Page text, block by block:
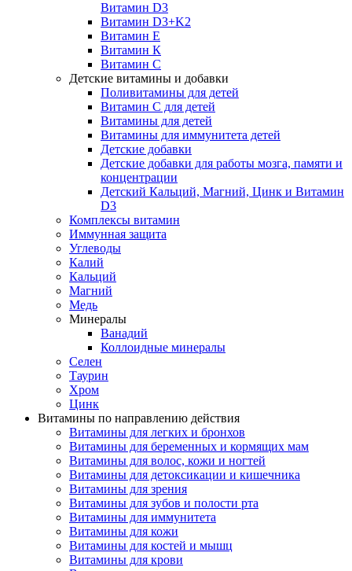
Витамин D3
Витамин D3+K2
Витамин Е
Витамин К
Витамин С
Детские витамины и добавки
Поливитамины для детей
Витамин С для детей
Витамины для детей
Витамины для иммунитета детей
Детские добавки
Детские добавки для работы мозга, памяти и
концентрации
Детский Кальций, Магний, Цинк и Витамин
D3
Комплексы витамин
Иммунная защита
Углеводы
Калий
Кальций
Магний
Медь
Минералы
Ванадий
Коллоидные минералы
Селен
Таурин
Хром
Цинк
Витамины по направлению действия
Витамины для легких и бронхов
Витамины для беременных и кормящих мам
Витамины для волос, кожи и ногтей
Витамины для детоксикации и кишечника
Витамины для зрения
Витамины для зубов и полости рта
Витамины для иммунитета
Витамины для кожи
Витамины для костей и мышц
Витамины для крови